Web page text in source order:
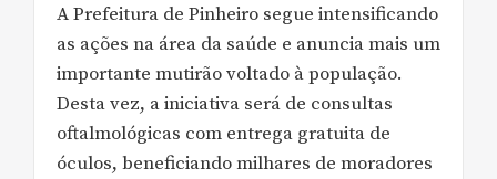
A Prefeitura de Pinheiro segue intensificando
as ações na área da saúde e anuncia mais um
importante mutirão voltado à população.
Desta vez, a iniciativa será de consultas
oftalmológicas com entrega gratuita de
óculos, beneficiando milhares de moradores